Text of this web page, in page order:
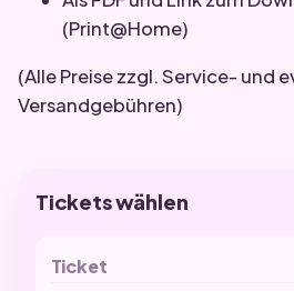
(Print@Home)
(Alle Preise zzgl. Service- und
Versandgebühren)
Tickets wählen
Ticket